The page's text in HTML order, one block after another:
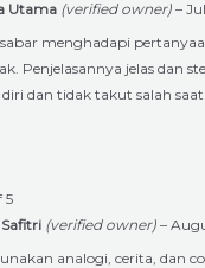
Utama (verified owner) –
menghadapi
Penjelasannya jelas dan
dan tidak takut salah
5
(verified owner) –
analogi, cerita, dan